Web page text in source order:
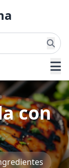
con